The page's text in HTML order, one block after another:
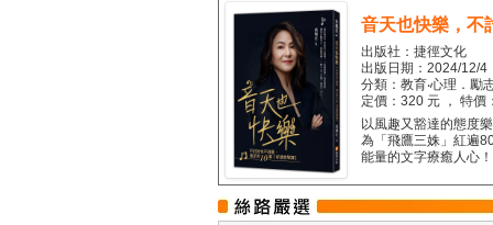
音天也快樂，不
出版社：捷徑文化
出版日期：2024/12/4
分類：教育‧心理．勵
定價：320 元 ， 特價
以風趣又豁達的態度
為「飛鷹三姝」紅遍
能量的文字療癒人心